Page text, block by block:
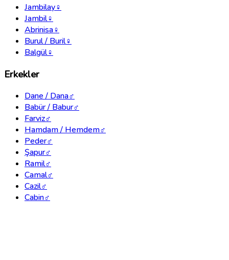
Jambilay♀
Jambil♀
Abrinisa♀
Burul / Buril♀
Balgül♀
Erkekler
Dane / Dana♂
Babür / Babur♂
Farviz♂
Hamdam / Hemdem♂
Peder♂
Şapur♂
Ramil♂
Camal♂
Cazil♂
Cabin♂